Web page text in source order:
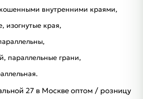
внутренними краями,
изогнутые края,
параллельные грани,
27 в Москве оптом / розницу